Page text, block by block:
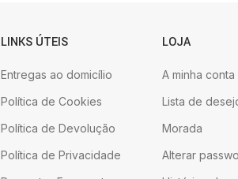
LINKS ÚTEIS
Entregas ao domicílio
Política de Cookies
Política de Devolução
Política de Privacidade
LOJA
A minha conta
Lista de
Morada
Alterar